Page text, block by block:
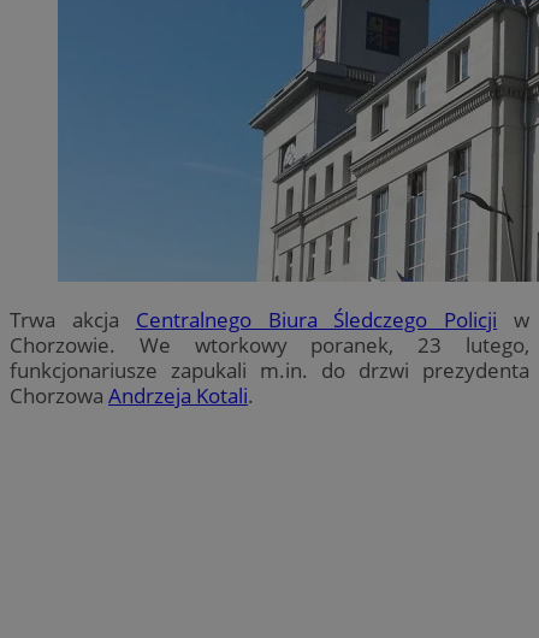
Trwa akcja Centralnego Biura Śledczego Policji w
Chorzowie. We wtorkowy poranek, 23 lutego,
funkcjonariusze zapukali m.in. do drzwi prezydenta
Chorzowa Andrzeja Kotali.